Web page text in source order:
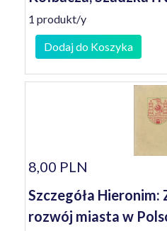
1 produkt/y
Dodaj do Koszyka
8,00 PLN
Szczegóła Hieronim:
rozwój miasta w